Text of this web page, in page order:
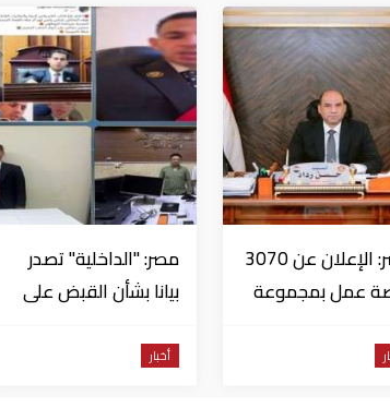
مصر: الإعلان عن 3070
عمل بمجموعة
مصر: "الداخلية" تصدر
بيانا بشأن القبض على
للاستيلاء على
أخبار